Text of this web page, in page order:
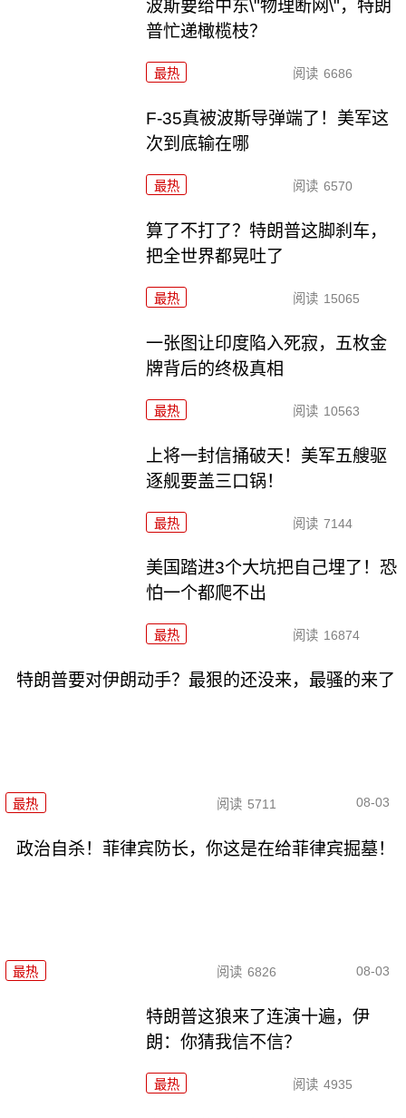
波斯要给中东\"物理断网\"，特朗
普忙递橄榄枝？
最热 阅读 6686
F-35真被波斯导弹端了！美军这
次到底输在哪
最热 阅读 6570
算了不打了？特朗普这脚刹车，
把全世界都晃吐了
最热 阅读 15065
一张图让印度陷入死寂，五枚金
牌背后的终极真相
最热 阅读 10563
上将一封信捅破天！美军五艘驱
逐舰要盖三口锅！
最热 阅读 7144
美国踏进3个大坑把自己埋了！恐
怕一个都爬不出
最热 阅读 16874
特朗普要对伊朗动手？最狠的还没来，最骚的来了
最热 阅读 5711 08-03
政治自杀！菲律宾防长，你这是在给菲律宾掘墓！
最热 阅读 6826 08-03
特朗普这狼来了连演十遍，伊
朗：你猜我信不信？
最热 阅读 4935